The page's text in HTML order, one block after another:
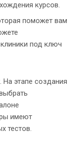
курсов.
поможет вам
под ключ
На этапе создания
имеют
тестов.